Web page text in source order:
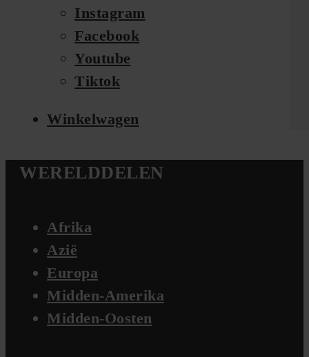
Instagram
Facebook
Youtube
Tiktok
Winkelwagen
WERELDDELEN
Afrika
Azië
Europa
Midden-Amerika
Midden-Oosten